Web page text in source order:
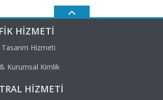
HIZMETI
Hizmeti
Kurumsal Kimlik
HIZMETI